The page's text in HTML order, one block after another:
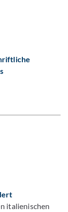
italienischen